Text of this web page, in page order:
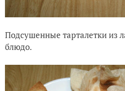
Подсушенные тарталетки из
блюдо.